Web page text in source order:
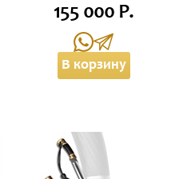
155 000 Р.
В корзину